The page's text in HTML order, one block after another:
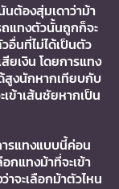
ต้องสุ่มเดาว่าม้า
ถแทงตัวนั้นถูกก็จะ
อื่นที่ไม่ได้เป็นตัว
ยเงิน โดยการแทง
สูงนักหากเทียบกับ
เข้าเส้นชัยหากเป็น
รแทงแบบนี้ค่อน
กแทงม้าที่จะเข้า
จะเลือกม้าตัวไหน